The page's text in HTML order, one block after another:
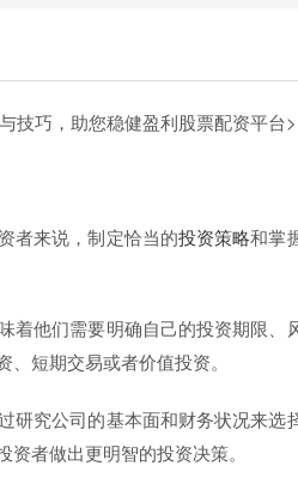
技巧，助您稳健盈利股票配资平台>
者来说，制定恰当的投资策略和掌
着他们需要明确自己的投资期限、
短期交易或者价值投资。
研究公司的基本面和财务状况来选
者做出更明智的投资决策。